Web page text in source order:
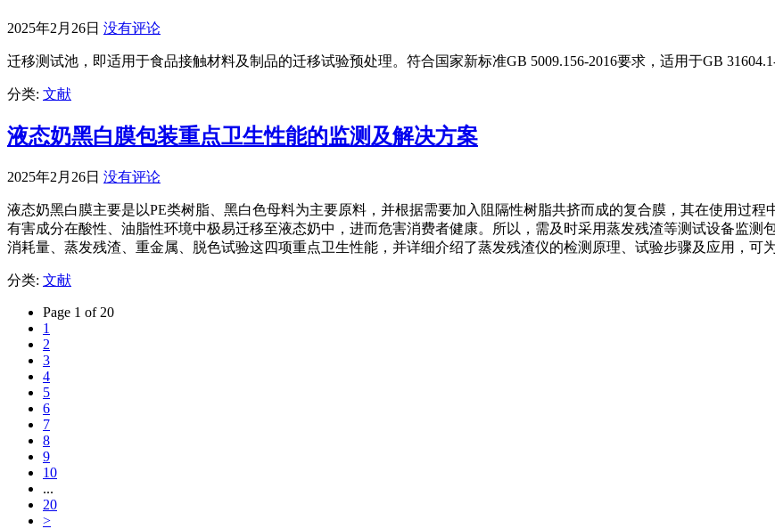
2025年2月26日 没有评论
迁移测试池，即适用于食品接触材料及制品的迁移试验预处理。符合国家新标准GB 5009.156-2016要求，适用于GB
分类: 文献
液态奶黑白膜包装重点卫生性能的监测及解决方案
2025年2月26日 没有评论
液态奶黑白膜主要是以PE类树脂、黑白色母料为主要原料，并根据需要加入阻隔性树脂共挤而成的复合膜，其在使用过
有害成分在酸性、油脂性环境中极易迁移至液态奶中，进而危害消费者健康。所以，需及时采用蒸发残渣等测试设备监
消耗量、蒸发残渣、重金属、脱色试验这四项重点卫生性能，并详细介绍了蒸发残渣仪的检测原理、试验步骤及应用，可
分类: 文献
Page 1 of 20
1
2
3
4
5
6
7
8
9
10
...
20
>